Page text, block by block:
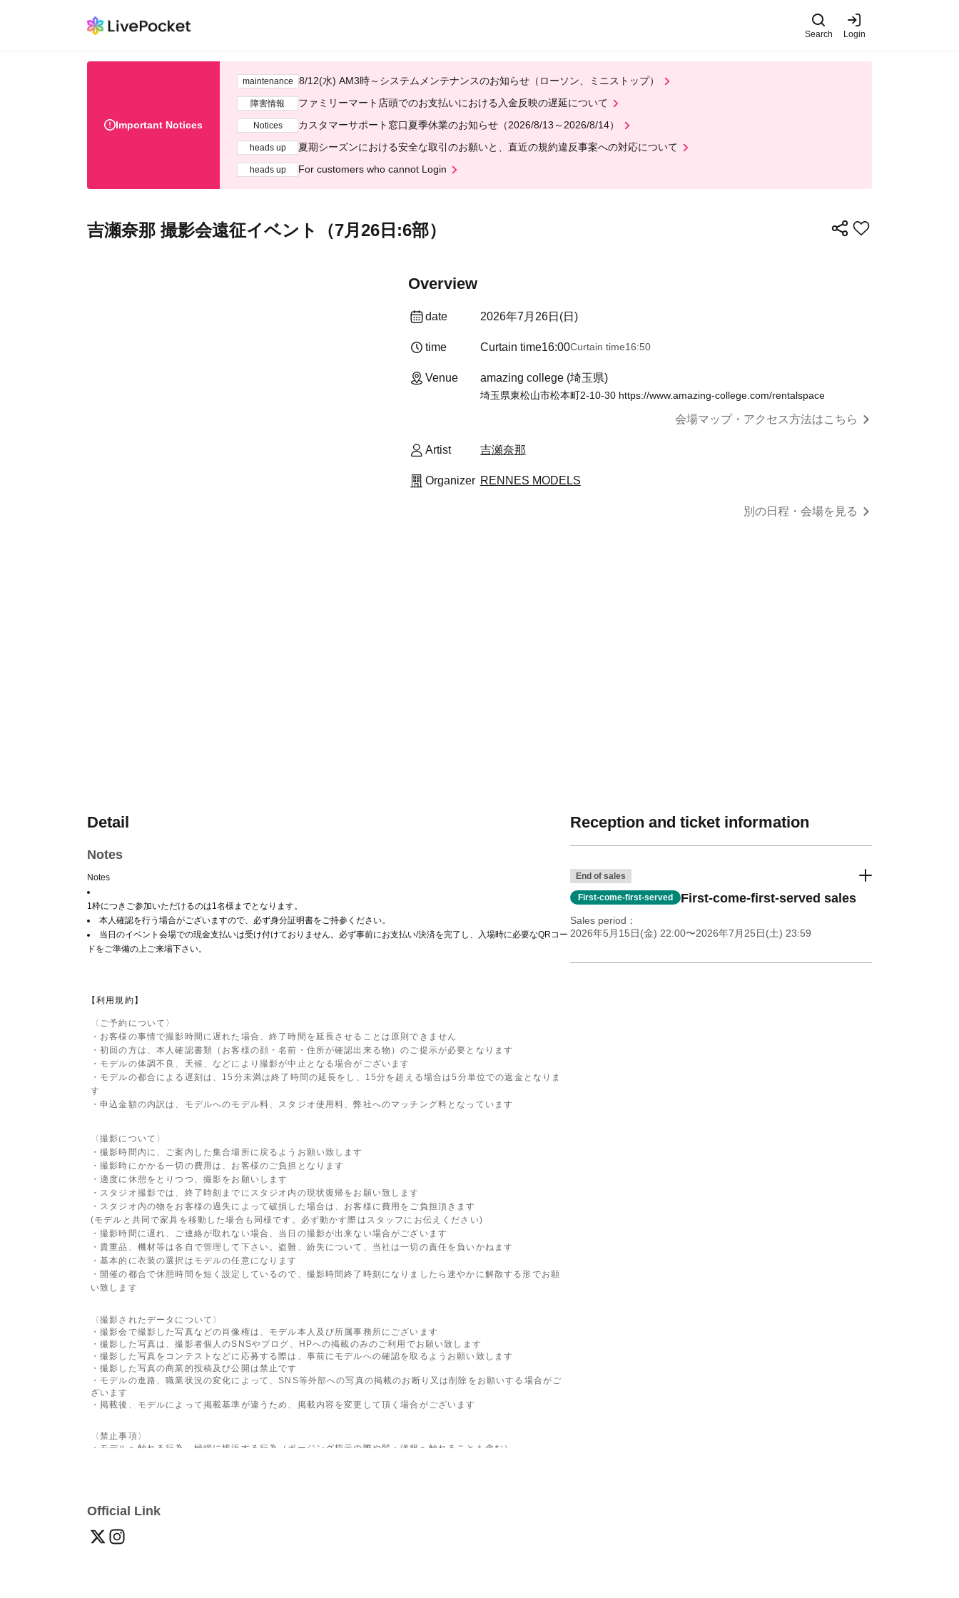
Search Login
Important Notices
maintenance 8/12(水) AM3時～システムメンテナンスのお知らせ（ローソン、ミニストップ）
障害情報 ファミリーマート店頭でのお支払いにおける入金反映の遅延について
Notices カスタマーサポート窓口夏季休業のお知らせ（2026/8/13～2026/8/14）
heads up 夏期シーズンにおける安全な取引のお願いと、直近の規約違反事案への対応について
heads up For customers who cannot Login
吉瀬奈那 撮影会遠征イベント（7月26日:6部）
Overview
date 2026年7月26日(日)
time Curtain time16:00Curtain time16:50
Venue amazing college (埼玉県)
埼玉県東松山市松本町2-10-30 https://www.amazing-college.com/rentalspace
会場マップ・アクセス方法はこちら
Artist 吉瀬奈那
Organizer RENNES MODELS
別の日程・会場を見る
Detail
Notes
Notes
1枠につきご参加いただけるのは1名様までとなります。
本人確認を行う場合がございますので、必ず身分証明書をご持参ください。
当日のイベント会場での現金支払いは受け付けておりません。必ず事前にお支払い/決済を完了し、入場時に必要なQRコー
ドをご準備の上ご来場下さい。
【利用規約】
〈ご予約について〉
・お客様の事情で撮影時間に遅れた場合、終了時間を延長させることは原則できません
・初回の方は、本人確認書類 （お客様の顔・名前・住所が確認出来る物）のご提示が必要となります
・モデルの体調不良、天候、などにより撮影が中止となる場合がございます
・モデルの都合による遅刻は、15分未満は終了時間の延長をし、15分を超える場合は5分単位での返金となりま
す
・申込金額の内訳は、モデルへのモデル料、スタジオ使用料、弊社へのマッチング料となっています
〈撮影について〉
・撮影時間内に、ご案内した集合場所に戻るようお願い致します
・撮影時にかかる一切の費用は、お客様のご負担となります
・適度に休憩をとりつつ、撮影をお願いします
・スタジオ撮影では、終了時刻までにスタジオ内の現状復帰をお願い致します
・スタジオ内の物をお客様の過失によって破損した場合は、お客様に費用をご負担頂きます
(モデルと共同で家具を移動した場合も同様です。必ず動かす際はスタッフにお伝えください)
・撮影時間に遅れ、ご連絡が取れない場合、当日の撮影が出来ない場合がございます
・貴重品、機材等は各自で管理して下さい。盗難、紛失について、当社は一切の責任を負いかねます
・基本的に衣装の選択はモデルの任意になります
・開催の都合で休憩時間を短く設定しているので、撮影時間終了時刻になりましたら速やかに解散する形でお願
い致します
〈撮影されたデータについて〉
・撮影会で撮影した写真などの肖像権は、モデル本人及び所属事務所にございます
・撮影した写真は、撮影者個人のSNSやブログ、HPへの掲載のみのご利用でお願い致します
・撮影した写真をコンテストなどに応募する際は、事前にモデルへの確認を取るようお願い致します
・撮影した写真の商業的投稿及び公開は禁止です
・モデルの進路、職業状況の変化によって、SNS等外部への写真の掲載のお断り又は削除をお願いする場合がご
ざいます
・掲載後、モデルによって掲載基準が違うため、掲載内容を変更して頂く場合がございます
〈禁止事項〉
・モデルへ触れる行為、極端に接近する行為（ ポージング指示の際や髪・洋服へ触れることも含む ）
・SNSでのフォローやリプライを強要する書き込み
・モデルの引き抜き・撮影会を仲介しない撮影
・立入禁止・撮影禁止区域での撮影及び、ネット・各種媒体への公開
Official Link
Reception and ticket information
End of sales
First-come-first-served First-come-first-served sales
Sales period
2026年5月15日(金) 22:00〜2026年7月25日(土) 23:59